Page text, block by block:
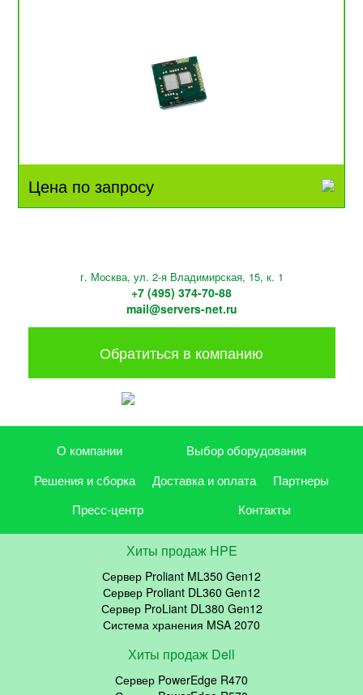
Цена по запросу
г. Москва, ул. 2-я Владимирская, 15, к. 1
+7 (495) 374-70-88
mail@servers-net.ru
Обратиться в компанию
О компании
Выбор оборудования
Решения и сборка
Доставка и оплата
Партнеры
Пресс-центр
Контакты
Хиты продаж HPE
Сервер Proliant ML350 Gen12
Сервер Proliant DL360 Gen12
Сервер ProLiant DL380 Gen12
Система хранения MSA 2070
Хиты продаж Dell
Сервер PowerEdge R470